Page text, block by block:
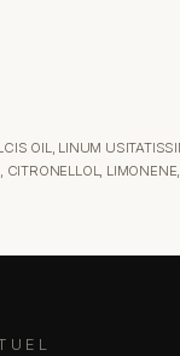
OIL, LINUM
CITRONELLOL,